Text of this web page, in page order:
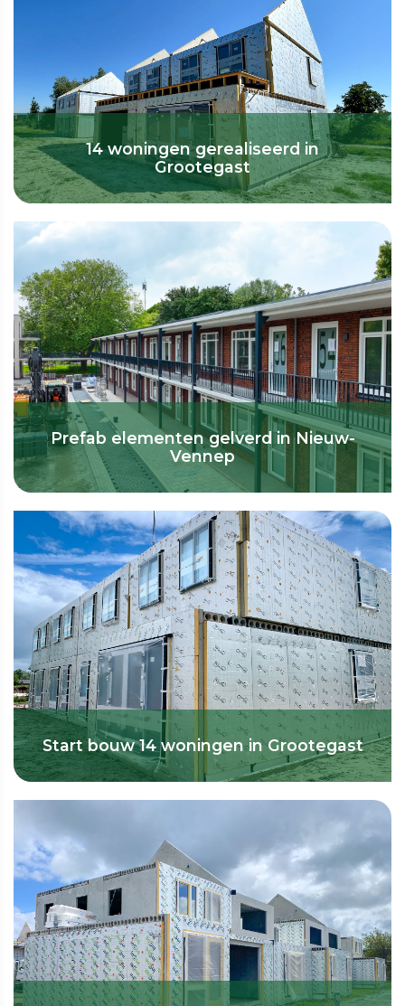
14 woningen gerealiseerd in
Grootegast
Prefab elementen gelverd in Nieuw-
Vennep
Start bouw 14 woningen in Grootegast